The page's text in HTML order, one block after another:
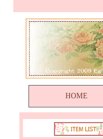
HOME